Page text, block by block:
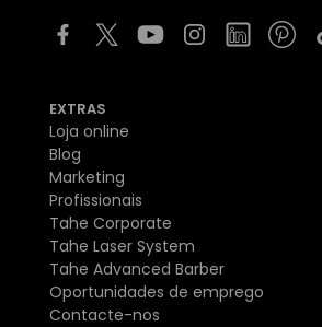
EXTRAS
Loja online
Blog
Marketing
Profissionais
Tahe Corporate
Tahe Laser System
Tahe Advanced Barber
Oportunidades de emprego
Contacte-nos